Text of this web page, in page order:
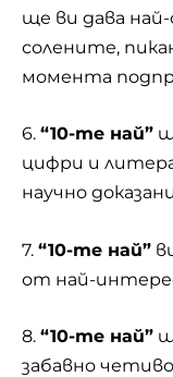
ще ви дава
солените,
момента
6. “10-те най”
цифри и
научно
7. “10-те най”
от най-
8. “10-те най”
забавно